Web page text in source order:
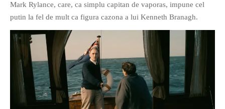
Mark Rylance, care, ca simplu capitan de vaporas, impune cel
putin la fel de mult ca figura cazona a lui Kenneth Branagh.